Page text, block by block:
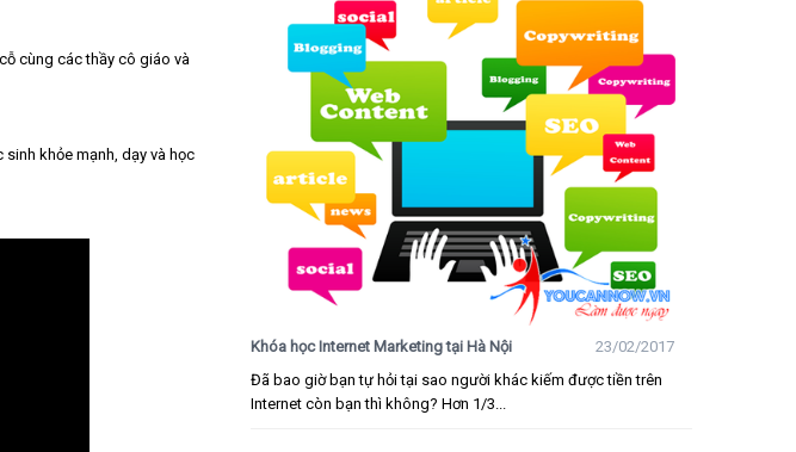
cùng các thầy cô giáo và
khỏe mạnh, dạy và học
Khóa học Internet Marketing tại Hà Nội
23/02/2017
Đã bao giờ bạn tự hỏi tại sao người khác kiếm được tiền trên
Internet còn bạn thì không? Hơn 1/3...